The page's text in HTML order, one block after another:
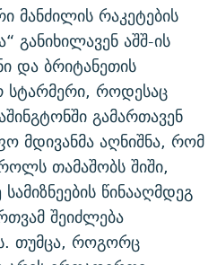
მანძილის რაკეტების
განიხილავენ აშშ-ის
და ბრიტანეთის
სტარმერი, როდესაც
გამართავენ
მდივანმა აღნიშნა, რომ
თამაშობს შიში,
წინააღმდეგ
შეიძლება
თუმცა, როგორც